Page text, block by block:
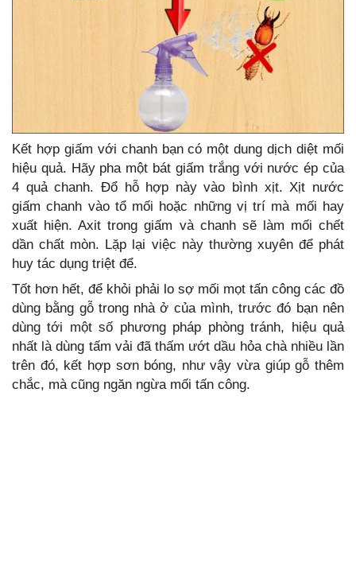
Kết hợp giấm với chanh bạn có một dung dịch diệt mối
hiệu quả. Hãy pha một bát giấm trắng với nước ép của
4 quả chanh. Đổ hỗ hợp này vào bình xịt. Xịt nước
giấm chanh vào tổ mối hoặc những vị trí mà mối hay
xuất hiện. Axit trong giấm và chanh sẽ làm mối chết
dần chất mòn. Lặp lại việc này thường xuyên để phát
huy tác dụng triệt để.
Tốt hơn hết, để khỏi phải lo sợ mối mọt tấn công các đồ
dùng bằng gỗ trong nhà ở của mình, trước đó bạn nên
dùng tới một số phương pháp phòng tránh, hiệu quả
nhất là dùng tấm vải đã thấm ướt dầu hỏa chà nhiều lần
trên đó, kết hợp sơn bóng, như vậy vừa giúp gỗ thêm
chắc, mà cũng ngăn ngừa mối tấn công.